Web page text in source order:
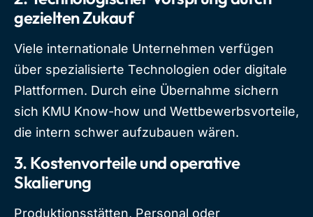
gezielten Zukauf
Viele internationale Unternehmen verfügen
über spezialisierte Technologien oder digitale
Plattformen. Durch eine Übernahme sichern
sich KMU Know-how und Wettbewerbsvorteile,
die intern schwer aufzubauen wären.
3. Kostenvorteile und operative
Skalierung
Produktionsstätten, Personal oder